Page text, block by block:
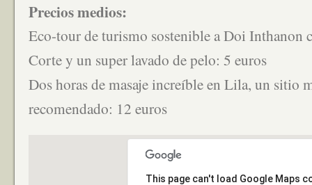
Precios medios:
Eco-tour de turismo sostenible a Doi Inthanon
Corte y un super lavado de pelo: 5 euros
Dos horas de masaje increíble en Lila, un sitio
recomendado: 12 euros
This page can't load Google Maps